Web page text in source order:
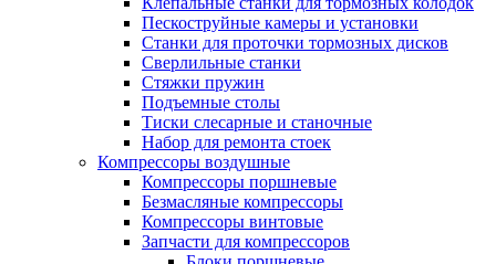
Пескоструйные камеры и установки
Станки для проточки тормозных дисков
Сверлильные станки
Стяжки пружин
Подъемные столы
Тиски слесарные и станочные
Набор для ремонта стоек
Компрессоры воздушные
Компрессоры поршневые
Безмасляные компрессоры
Компрессоры винтовые
Запчасти для компрессоров